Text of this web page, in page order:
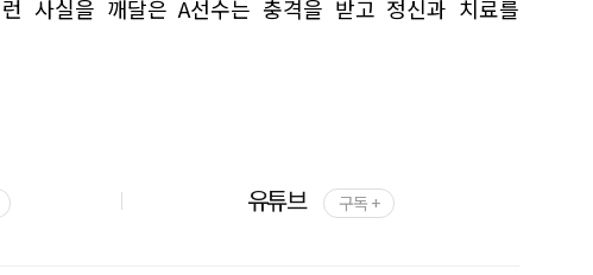
사실을 깨달은 A선수는 충격을 받고 정신과 치료를
유튜브 구독 +